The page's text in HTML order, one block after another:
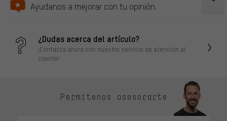
Ayudanos a mejorar con tu opinión.
¿Dudas acerca del artículo?
¡Contacta ahora con nuestro servicio de atención al
cliente!
Permítenos asesorarte